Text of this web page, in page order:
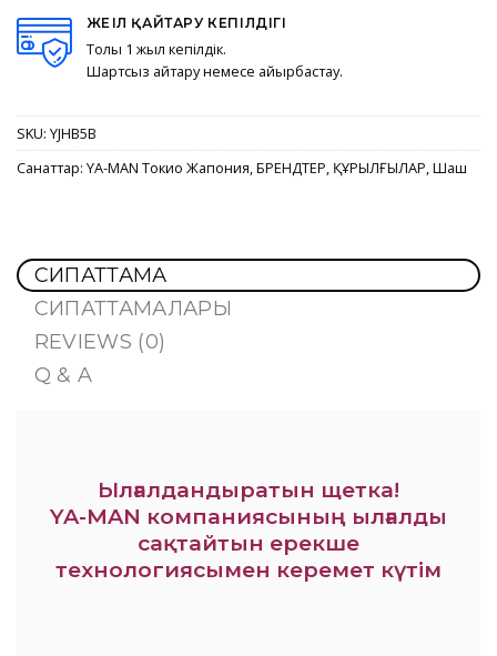
ЖЕҢІЛ ҚАЙТАРУ КЕПІЛДІГІ
Толық 1 жыл кепілдік.
Шартсыз қайтару немесе айырбастау.
SKU: YJHB5B
Санаттар: YA-MAN Токио Жапония БРЕНДТЕР ҚҰРЫЛҒЫЛАР Шаш
СИПАТТАМА
СИПАТТАМАЛАРЫ
REVIEWS (0)
Q & A
Ылғалдандыратын щетка!
YA-MAN компаниясының ылғалды
сақтайтын ерекше
технологиясымен керемет күтім